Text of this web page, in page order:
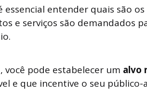
essencial entender quais são
e serviços são demandados
você pode estabelecer um alvo
e que incentive o seu